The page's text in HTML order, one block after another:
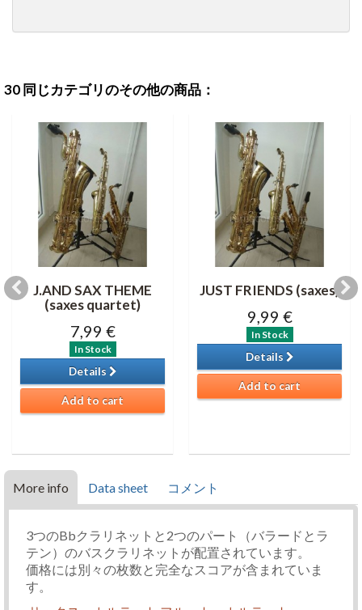
30 同じカテゴリのその他の商品：
J.AND SAX THEME
(saxes quartet)
7,99 €
In Stock
Details
Add to cart
JUST FRIENDS (saxes)
9,99 €
In Stock
Details
Add to cart
More info Data sheet コメント
3つのBbクラリネットと2つのパート（バラードとラ
テン）のバスクラリネットが配置されています。
価格には別々の枚数と完全なスコアが含まれていま
す。